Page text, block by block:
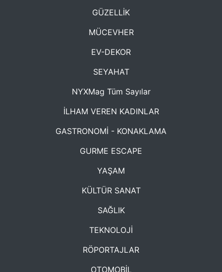
GÜZELLİK
MÜCEVHER
EV-DEKOR
SEYAHAT
NYXMag Tüm Sayılar
İLHAM VEREN KADINLAR
GASTRONOMİ - KONAKLAMA
GURME ESCAPE
YAŞAM
KÜLTÜR SANAT
SAĞLIK
TEKNOLOJİ
RÖPORTAJLAR
OTOMOBİL